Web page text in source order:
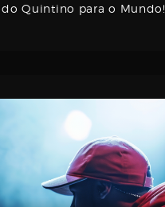
do Quintino para o Mundo!